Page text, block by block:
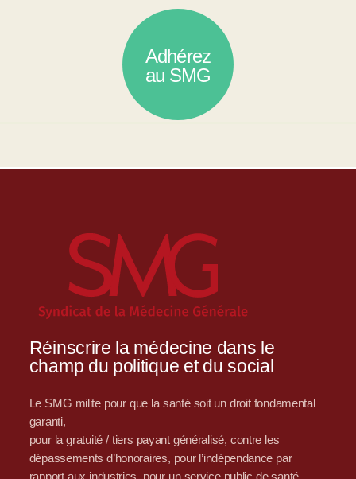
Adhérez
au SMG
Réinscrire la médecine dans le
champ du politique et du social
Le SMG milite pour que la santé soit un droit fondamental
garanti,
pour la gratuité / tiers payant généralisé, contre les
dépassements d’honoraires, pour l’indépendance par